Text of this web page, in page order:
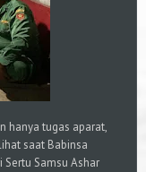
hanya tugas aparat,
saat Babinsa
Samsu Ashar